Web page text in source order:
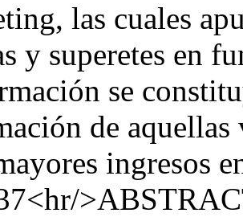
las cuales
y superetes en
se
de
ingresos